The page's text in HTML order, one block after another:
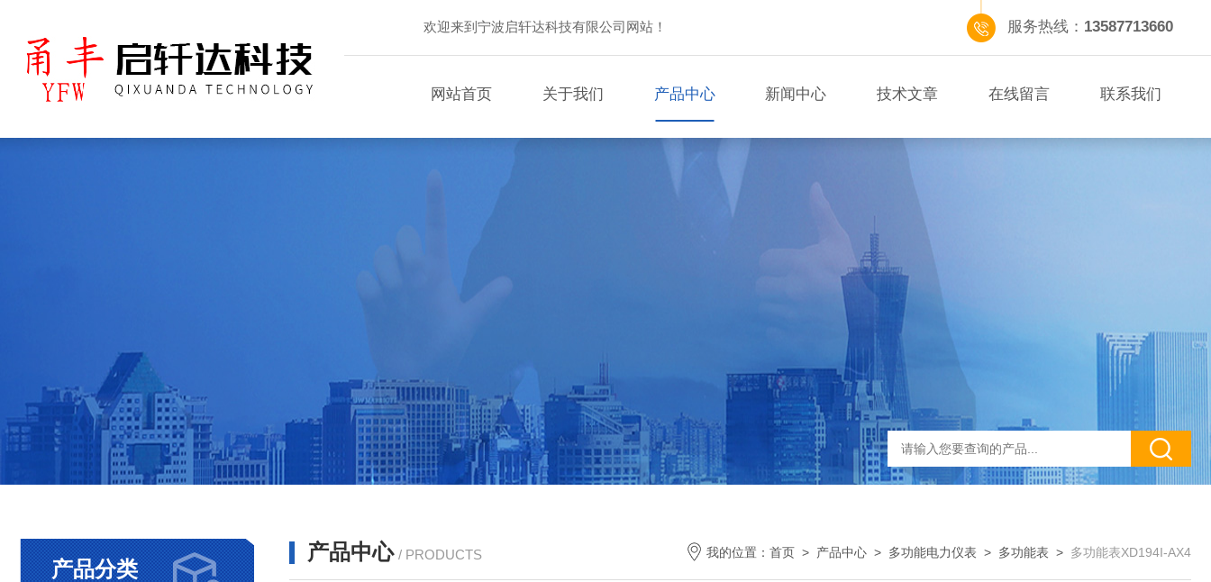
欢迎来到宁波启轩达科技有限公司网站！ 服务热线： 13587713660
网站首页 关于我们 产品中心 新闻中心 技术文章 在线留言 联系我们
产品分类
产品中心 / PRODUCTS 我的位置： 首页 > 产品中心 > 多功能电力仪表 > 多功能表 > 多功能表XD194I-AX4